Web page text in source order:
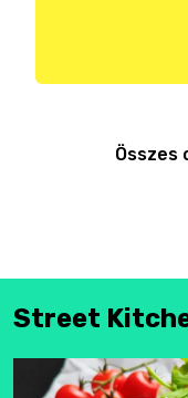
Összes
Street